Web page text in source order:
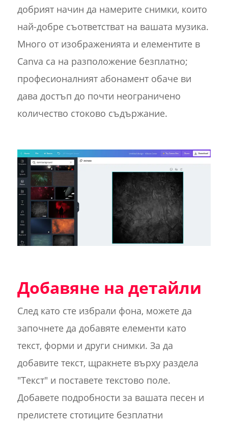
добрият начин да намерите снимки, които
най-добре съответстват на вашата музика.
Много от изображенията и елементите в
Canva са на разположение безплатно;
професионалният абонамент обаче ви
дава достъп до почти неограничено
количество стоково съдържание.
Добавяне на детайли
След като сте избрали фона, можете да
започнете да добавяте елементи като
текст, форми и други снимки. За да
добавите текст, щракнете върху раздела
"Текст" и поставете текстово поле.
Добавете подробности за вашата песен и
прелистете стотиците безплатни